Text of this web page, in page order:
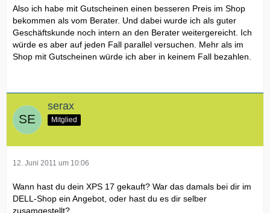
arbeiten? Viele meckern, dass man angeblich mit dieser
Auflösung mit Spielen hat? Stimmt das? :o)
3GB NVIDIA® GeForce® GT 555M Grafikkarte
(Diese
sollte ja rennen!)
2.048 MB + 1 x 4.096]
DVD+/-RW-Laufwerk (CD und DVD lesen/schreiben)
Lithium-Ionen-Hauptakku mit 9 Zellen und 90 Wh
Also ich habe mit Gutscheinen einen besseren Preis im Shop
bekommen als vom Berater. Und dabei wurde ich als guter
Geschäftskunde noch intern an den Berater weitergereicht. Ich
würde es aber auf jeden Fall parallel versuchen. Mehr als im
Shop mit Gutscheinen würde ich aber in keinem Fall bezahlen.
serax
Mitglied
12. Juni 2011 um 10:06
Wann hast du dein XPS 17 gekauft? War das damals bei dir im
DELL-Shop ein Angebot, oder hast du es dir selber
zusamgestellt?